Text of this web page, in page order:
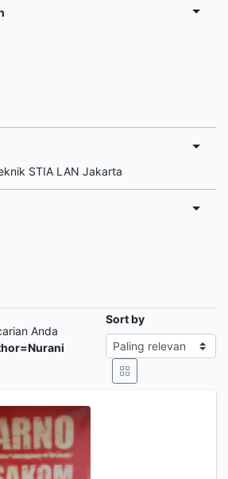
STIA LAN Jakarta
Anda
Sort by